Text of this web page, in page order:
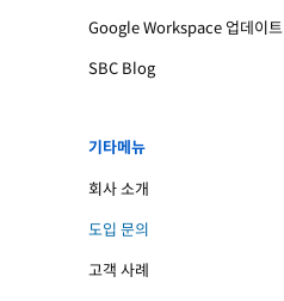
Google Workspace 업데이트
SBC Blog
기타메뉴
회사 소개
도입 문의
고객 사례